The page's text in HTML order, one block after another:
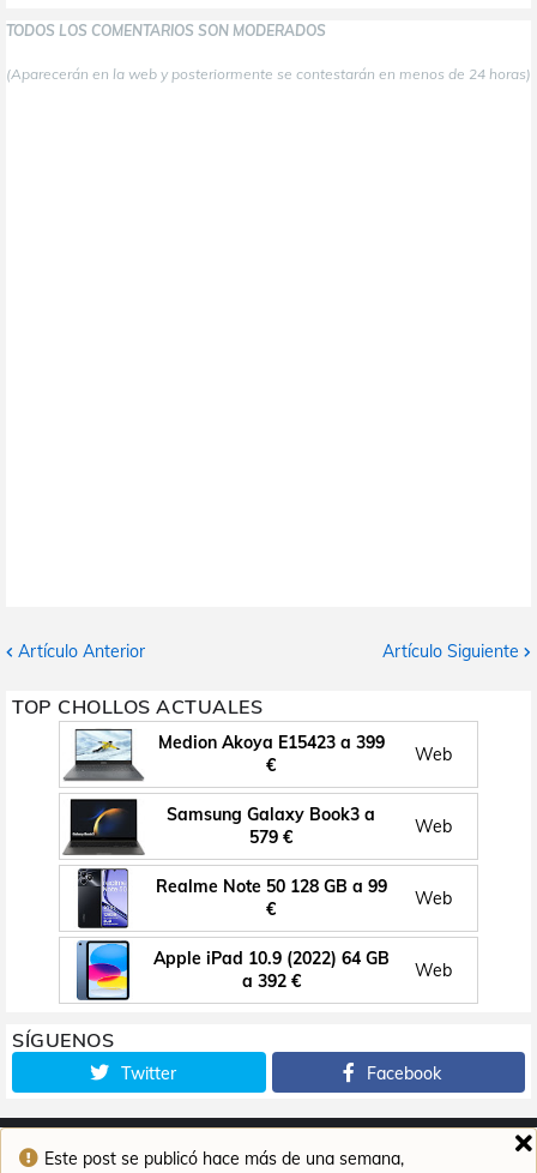
Este post se publicó hace más de una semana,
TODOS LOS COMENTARIOS SON MODERADOS
(Aparecerán en la web y posteriormente se contestarán en menos de 24 horas)
Artículo Anterior Artículo Siguiente
TOP CHOLLOS ACTUALES
Medion Akoya E15423 a 399
€
Web
Samsung Galaxy Book3 a
579 €
Web
Realme Note 50 128 GB a 99
€
Web
Apple iPad 10.9 (2022) 64 GB
a 392 €
Web
SÍGUENOS
Twitter Facebook